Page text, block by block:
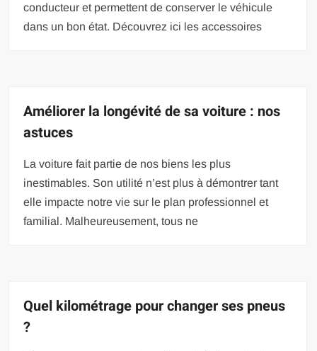
conducteur et permettent de conserver le véhicule
dans un bon état. Découvrez ici les accessoires
Améliorer la longévité de sa voiture : nos
astuces
La voiture fait partie de nos biens les plus
inestimables. Son utilité n’est plus à démontrer tant
elle impacte notre vie sur le plan professionnel et
familial. Malheureusement, tous ne
Quel kilométrage pour changer ses pneus
?